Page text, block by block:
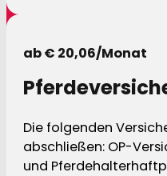
ab € 20,06/Monat
Die folgenden
abschließen: OP-
und